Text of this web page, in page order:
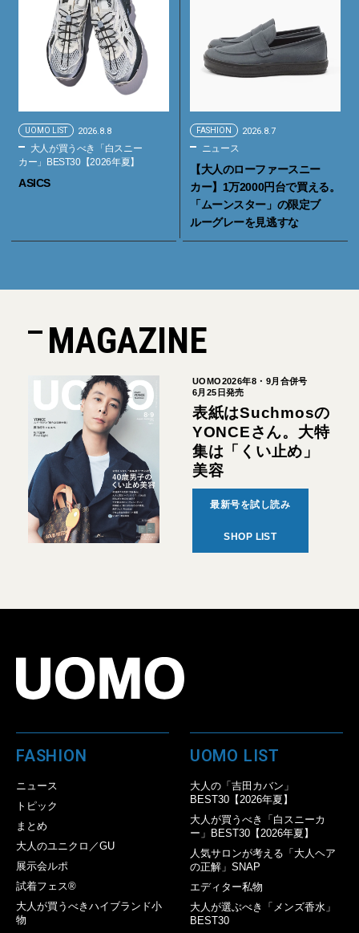
UOMO LIST 2026.8.8
大人が買うべき「白スニー
カー」BEST30【2026年夏】
ASICS
FASHION 2026.8.7
ニュース
【大人のローファースニー
カー】1万2000円台で買える。
「ムーンスター」の限定ブ
ルーグレーを見逃すな
MAGAZINE
UOMO2026年8・9月合併号
6月25日発売
表紙はSuchmosの
YONCEさん。大特
集は「くい止め」
美容
最新号を試し読み
SHOP LIST
FASHION
ニュース
トピック
まとめ
大人のユニクロ／GU
展示会ルポ
試着フェス®︎
大人が買うべきハイブランド小
物
UOMO LIST
大人の「吉田カバン」
BEST30【2026年夏】
大人が買うべき「白スニーカ
ー」BEST30【2026年夏】
人気サロンが考える「大人ヘア
の正解」SNAP
エディター私物
大人が選ぶべき「メンズ香水」
BEST30